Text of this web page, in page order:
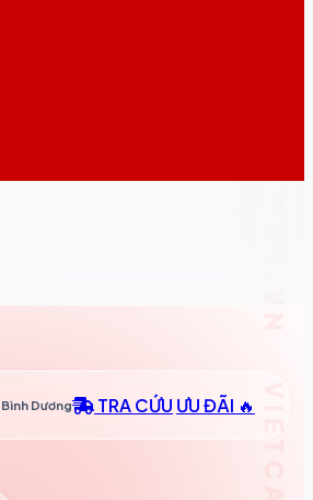
Bình Dương TRA CỨU ƯU ĐÃI 🔥